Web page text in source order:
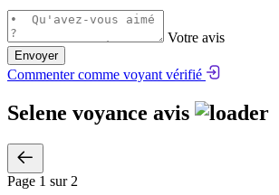
Votre avis
Envoyer
Commenter comme voyant vérifié
Selene voyance avis
Page 1 sur 2